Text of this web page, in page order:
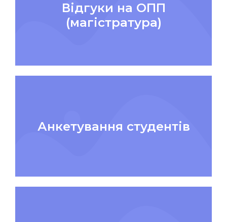
Відгуки на ОПП
(магістратура)
Анкетування студентів